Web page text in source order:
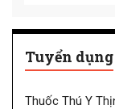
Tuyển dụng
Thuốc Thú Y